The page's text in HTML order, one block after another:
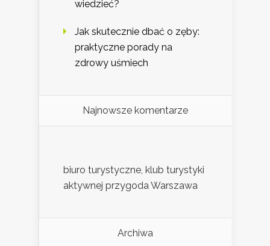
wiedzieć?
Jak skutecznie dbać o zęby:
praktyczne porady na
zdrowy uśmiech
Najnowsze komentarze
biuro turystyczne, klub turystyki
aktywnej przygoda Warszawa
Archiwa